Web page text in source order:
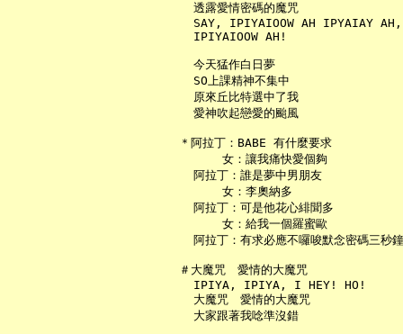
     透露愛情密碼的魔咒
     SAY, IPIYAIOOW AH IPYAIAY AH,
     IPIYAIOOW AH!
     今天猛作白日夢
     SO上課精神不集中
     原來丘比特選中了我
     愛神吹起戀愛的颱風
   ＊阿拉丁：BABE 有什麼要求
         女：讓我痛快愛個夠
     阿拉丁：誰是夢中男朋友
         女：李奧納多
     阿拉丁：可是他花心緋聞多
         女：給我一個羅蜜歐
     阿拉丁：有求必應不囉唆默念密碼三秒鐘
   ＃大魔咒　愛情的大魔咒
     IPIYA, IPIYA, I HEY! HO!
     大魔咒　愛情的大魔咒
     大家跟著我唸準沒錯